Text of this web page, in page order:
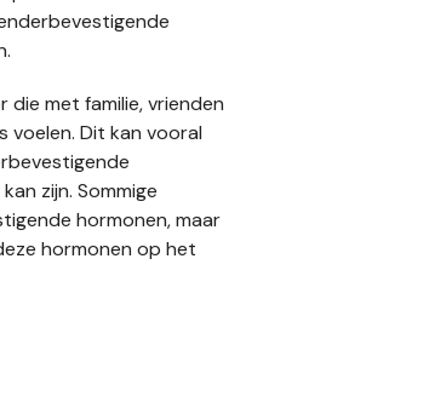
met familie, vrienden
voelen. Dit kan vooral
zijn. Sommige
hormonen, maar
hormonen op het